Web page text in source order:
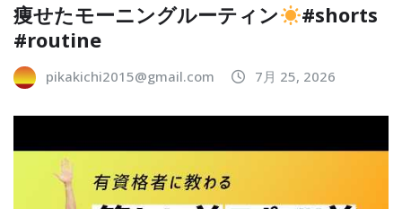
痩せたモーニングルーティン
#shorts
#routine
pikakichi2015@gmail.com 7月 25, 2026